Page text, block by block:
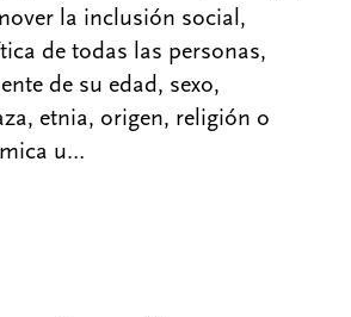
la inclusión social,
de todas las personas,
de su edad, sexo,
etnia, origen, religión o
u…